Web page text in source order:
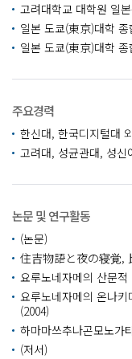
고려대학교 대학원 일
일본 도쿄(東京)대학
일본 도쿄(東京)대학
주요경력
한신대, 한국디지털대
고려대, 성균관대, 성신
논문 및 연구활동
(논문)
住吉物語と夜の寝覚,
요루노네자메의 산문
요루노네자메의 온나
(2004)
하마마쓰추나곤모노가
(저서)